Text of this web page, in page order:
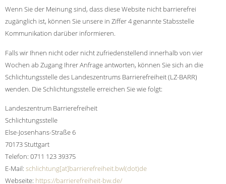
Wenn Sie der Meinung sind, dass diese Website nicht barrierefrei
zugänglich ist, können Sie unsere in Ziffer 4 genannte Stabsstelle
Kommunikation darüber informieren.
Falls wir Ihnen nicht oder nicht zufriedenstellend innerhalb von vier
Wochen ab Zugang Ihrer Anfrage antworten, können Sie sich an die
Schlichtungsstelle des Landeszentrums Barrierefreiheit (LZ-BARR)
wenden. Die Schlichtungsstelle erreichen Sie wie folgt:
Landeszentrum Barrierefreiheit
Schlichtungsstelle
Else-Josenhans-Straße 6
70173 Stuttgart
Telefon: 0711 123 39375
E-Mail: schlichtung[at]­barrierefreiheit.bwl(dot)de
Webseite: https://barrierefreiheit-bw.de/